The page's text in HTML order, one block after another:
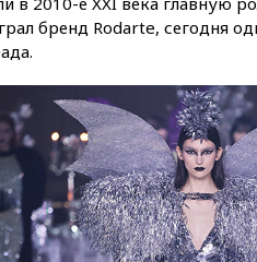
бренд Rodarte, сегодня